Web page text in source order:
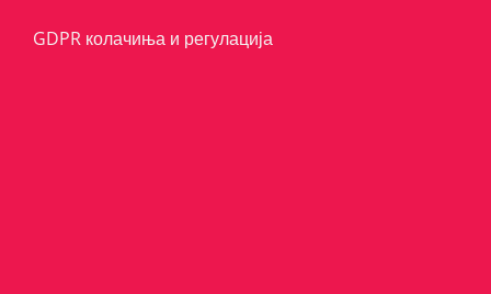
GDPR колачиња и регулација